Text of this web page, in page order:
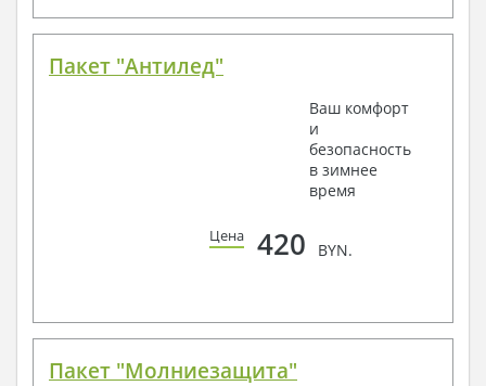
Пакет "Антилед"
Ваш комфорт
и
безопасность
в зимнее
время
Цена 420 BYN.
Пакет "Молниезащита"